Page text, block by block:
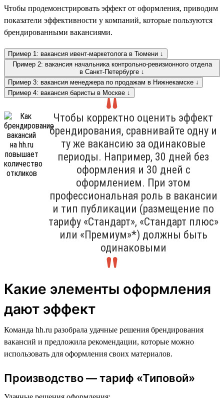
Чтобы продемонстрировать эффект от оформления, приводим
показатели эффективности у компаний, которые пользуются
брендированными вакансиями.
Пример 1: вакансия ивент-маркетолога в Тюмени ↓
Пример 2: вакансия начальника контрольно-ревизионного отдела
в Санкт-Петербурге ↓
Пример 3: вакансия менеджера по продажам в Нижнекамске ↓
Пример 4: вакансия баристы в Москве ↓
Чтобы корректно оценить эффект
брендирования, сравнивайте одну и
ту же вакансию за одинаковые
периоды. Например, 30 дней без
оформления и 30 дней с
оформлением. При этом
профессиональная роль в вакансии
и тип публикации (размещение по
тарифу «Стандарт», «Стандарт плюс»
или «Премиум»*) должны быть
одинаковыми
Какие элементы оформления
дают эффект
Команда hh.ru разобрала удачные решения брендирования
вакансий и предложила рекомендации, которые можно
использовать для оформления своих материалов.
Производство — тариф «Типовой»